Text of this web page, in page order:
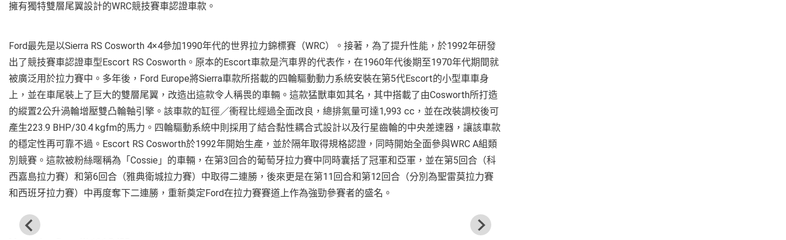
擁有獨特雙層尾翼設計的WRC競技賽車認證車款。
Ford最先是以Sierra RS Cosworth 4×4參加1990年代的世界拉力錦標賽（WRC）。接著，為了提升性能，於1992年研發
出了競技賽車認證車型Escort RS Cosworth。原本的Escort車款是汽車界的代表作，在1960年代後期至1970年代期間就
被廣泛用於拉力賽中。多年後，Ford Europe將Sierra車款所搭載的四輪驅動動力系統安裝在第5代Escort的小型車車身
上，並在車尾裝上了巨大的雙層尾翼，改造出這款令人稱畏的車輛。這款猛獸車如其名，其中搭載了由Cosworth所打造
的縱置2公升渦輪增壓雙凸輪軸引擎。該車款的缸徑／衝程比經過全面改良，總排氣量可達1,993 cc，並在改裝調校後可
產生223.9 BHP/30.4 kgfm的馬力。四輪驅動系統中則採用了結合黏性耦合式設計以及行星齒輪的中央差速器，讓該車款
的穩定性再可靠不過。Escort RS Cosworth於1992年開始生產，並於隔年取得規格認證，同時開始全面參與WRC A組類
別競賽。這款被粉絲暱稱為「Cossie」的車輛，在第3回合的葡萄牙拉力賽中同時囊括了冠軍和亞軍，並在第5回合（科
西嘉島拉力賽）和第6回合（雅典衛城拉力賽）中取得二連勝，後來更是在第11回合和第12回合（分別為聖雷莫拉力賽
和西班牙拉力賽）中再度奪下二連勝，重新奠定Ford在拉力賽賽道上作為強勁參賽者的盛名。